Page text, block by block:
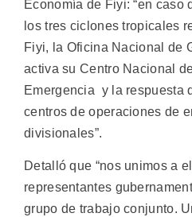
Economía de Fiyi: “en caso
los tres ciclones tropicales
Fiyi, la Oficina Nacional de
activa su Centro Nacional
Emergencia y la respuesta
centros de operaciones de
divisionales”.
Detalló que “nos unimos a
representantes
grupo de trabajo conjunto.